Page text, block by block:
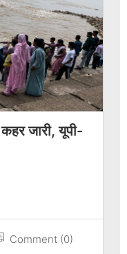
जारी, यूपी-
Comment (0)